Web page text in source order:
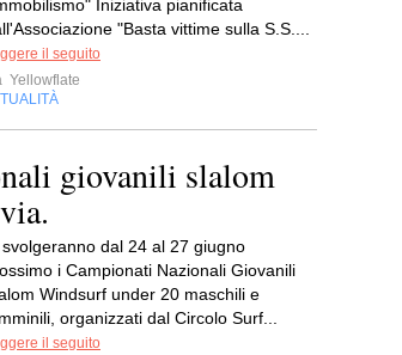
Iniziativa pianificata
"Basta vittime sulla S.S....
il seguito
Yellowflate
giovanili slalom
svolgeranno dal 24 al 27 giugno
i Campionati Nazionali Giovanili
Windsurf under 20 maschili e
organizzati dal Circolo Surf...
il seguito